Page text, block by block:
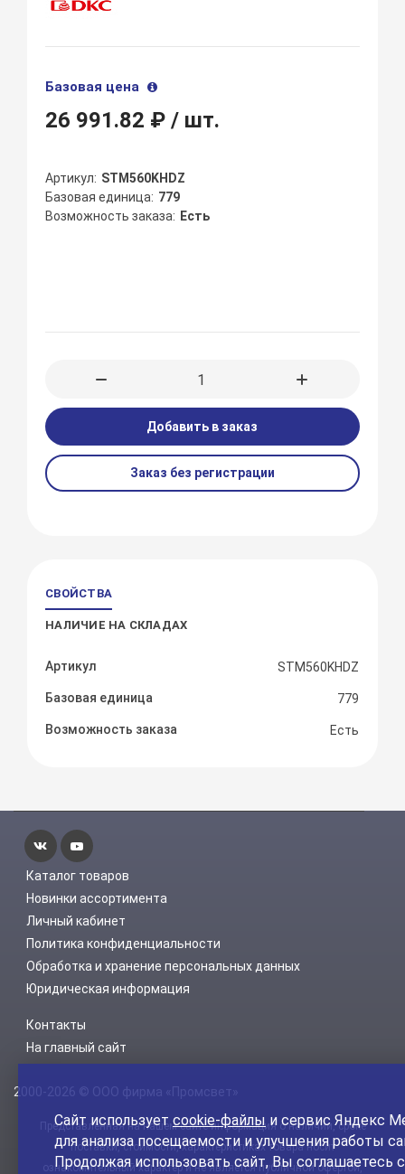
Базовая цена
26 991.82 ₽/ шт.
Артикул
STM560KHDZ
Базовая единица 779
Возможность заказа
Есть
Добавить в заказ
Заказ без регистрации
СВОЙСТВА
НАЛИЧИЕ НА СКЛАДАХ
Артикул STM560KHDZ
Базовая единица 779
Возможность заказа Есть
Каталог товаров
Новинки ассортимента
Личный кабинет
Политика конфиденциальности
Обработка и хранение персональных данных
Юридическая информация
Контакты
На главный сайт
2000-2026 © ООО фирма «Промсвет»
Представленная на нашем сайте информация о наличии, сроке
поставки, стоимости, характеристиках товара носит
ознакомительный характер и не является публичной офертой,
Сайт используетcookie-файлы и сервис Яндекс
для анализа посещаемости и улучшения работы
Продолжая использовать сайт, Вы соглашаетесь